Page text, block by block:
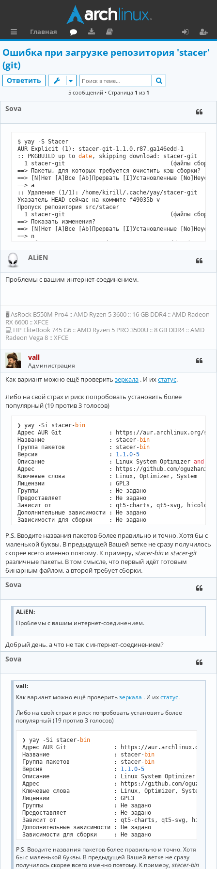
ы
л
и
Главная
м
ру
зк
и
ку
м
е
н
и
а
Ошибка при загрузке репозитория 'stacer'
(git)
Ответить
5 сообщений • Страница 1 из 1
Sova
$ yay -S Stacer
AUR Explicit (1): stacer-git-1.1.0.r87.ga146edd-1
:: PKGBUILD up to date, skipping download: stacer-git
1 stacer-git                               (файлы сборки
==> Пакеты, для которых требуется очистить кэш сборки?
==> [N]Нет [A]Все [Ab]Прервать [I]Установленные
==> a
:: Удаление (1/1): /home/kirill/.cache/yay/stacer-git
Указатель HEAD сейчас на коммите f49035b v
Пропуск репозитория src/stacer
1 stacer-git                               (файлы сборки
==> Показать изменения?
==> [N]Нет [A]Все [Ab]Прервать [I]Установленные
==> n
==> Получение исходных файлов...
  -> Клонирование репозитория
Клонирование в голый репозиторий «/home/kirill/.cache/
remote: Enumerating objects: 10458, done.
remote: Counting objects: 100% (382/382),
fatal: неожиданный конец файла
fatal: fetch-pack: invalid index-pack output
==> ОШИБКА: Ошибка при загрузке репозитория 'stacer' (git)
    Прерывание...
:: (1/1) Анализ SRCINFO: stacer-git
==> Сборка пакета stacer-git 1.1.0.r87.ga146edd-1 (Чт 13
==> Проверка зависимостей для сборки...
==> Получение исходных файлов...
  -> Клонирование репозитория
remote: Enumerating objects: 10458,
remote: Counting objects: 100% (382/382), done.
remote: Compressing objects: 100% (241/241),
error: RPC failed; curl 92 HTTP/2 stream 5 was not closed
error: 6048 bytes of body are still expected
fetch-pack: unexpected disconnect while reading sideband
fatal: неожиданный конец файла
fatal: fetch-pack: invalid index-pack output
==> ОШИБКА: Ошибка при загрузке репозитория
    Прерывание...
-> ошибка сборки: stacer-git-exit status 1
-> Failed to install the following packages. Manual
stacer-git - exit
ALiEN
Проблемы с вашим интернет-соединением.
🖥 AsRock B550M Pro4 :: AMD Ryzen 5 3600 :: 16 GB DDR4 :: AMD Radeon
RX 6600 :: XFCE
💻 HP EliteBook 745 G6 :: AMD Ryzen 5 PRO 3500U :: 8 GB DDR4 :: AMD
Radeon Vega 8 :: XFCE
vall
Администрация
Как вариант можно ещё проверить зеркала . И ихстатус.
Либо на свой страх и риск попробовать установить более
популярный (19 против 3 голосов)
❯ yay -Si stacer- bin
Адрес AUR Git              : https://aur.archlinux.org/
Название                   : stacer- bin
Группа пакетов             : stacer- bin
Версия                     : 1.1 .0-5
Описание                   : Linux System Optimizer and
Адрес                      : https://github.com/
Ключевые слова             : Linux, Optimizer, System
Лицензии                   : GPL3
Группы                     : Не задано
Предоставляет              : Не задано
Зависит от                 : qt5-charts, qt5-svg, hicolor-
Дополнительные зависимости : Не задано
Зависимости для сборки     : Не задано
Конфликтует с              : stacer, stacer-git
Заменяет                   : Не задано
Submitter                  : liberodark
Сопровождающий             : None
Co-maintainers             : Не задано
Оценки                     : 19
Популярность               : 0.187341
Впервые отправлен          : Mon Aug
2018
2023
Устаревший                 : None
P.S. Вводите названия пакетов более правильно и точно. Хотя бы с
маленькой буквы. В предыдущей Вашей ветке не сразу получилось
скорее всего именно поэтому. К примеру, stacer-binи stacer-git
различные пакеты. В том смысле, что первый идёт готовым
бинарным файлом, а второй требует сборки.
Sova
ALiEN:
Проблемы с вашим интернет-соединением.
Добрый день. а что не так с интернет-соединением?
Sova
vall:
Как вариант можно ещё проверитьзеркала . И ихстатус.
Либо на свой страх и риск попробовать установить более
популярный (19 против 3 голосов)
❯ yay -Si stacer- bin
Адрес AUR Git              : https://aur.archlinux.org/
Название                   : stacer- bin
Группа пакетов             : stacer- bin
Версия                     : 1.1 .0-5
Описание                   : Linux System Optimizer
Адрес                      : https://github.com/
Ключевые слова             : Linux, Optimizer, System
Лицензии                   : GPL3
Группы                     : Не задано
Предоставляет              : Не задано
Зависит от                 : qt5-charts, qt5-svg, hicolor-
Дополнительные зависимости : Не задано
Зависимости для сборки     : Не задано
Конфликтует с              : stacer, stacer-git
Заменяет                   : Не задано
Submitter                  : liberodark
P.S. Вводите названия пакетов более правильно и точно. Хотя
бы с маленькой буквы. В предыдущей Вашей ветке не сразу
получилось скорее всего именно поэтому. К примеру, stacer-bin